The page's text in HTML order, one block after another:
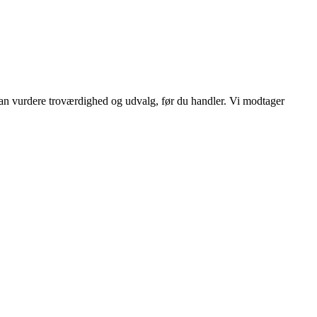
vurdere troværdighed og udvalg, før du handler. Vi modtager